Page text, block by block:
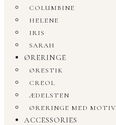
COLUMBINE
HELENE
IRIS
SARAH
ØRERINGE
ØRESTIK
CREOL
ÆDELSTEN
ØRERINGE MED MOTIV
ACCESSORIES